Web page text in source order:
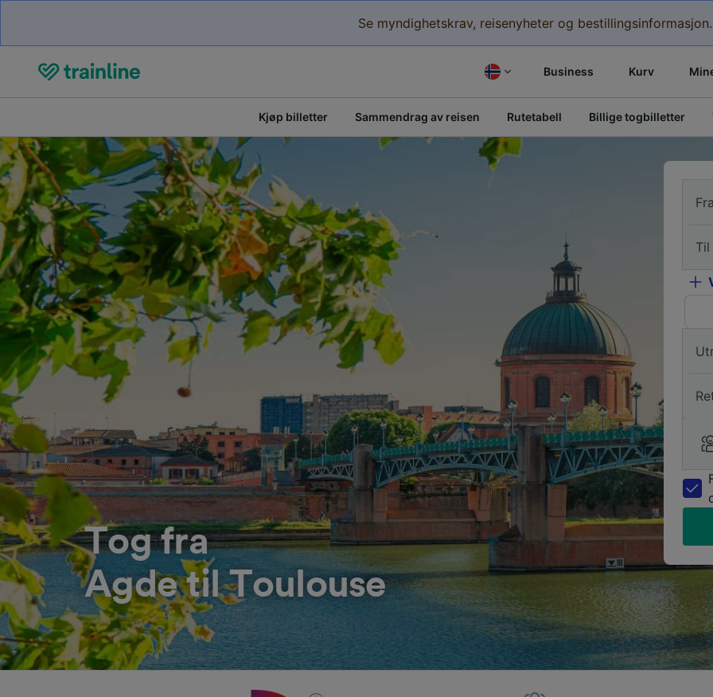
Se myndighetskrav, reisenyheter og bestillingsinformasjon.
Business Kurv
Kjøp billetter Sammendrag av reisen Rutetabell Billige togbilletter
Tog fra
Agde til Toulouse
Til